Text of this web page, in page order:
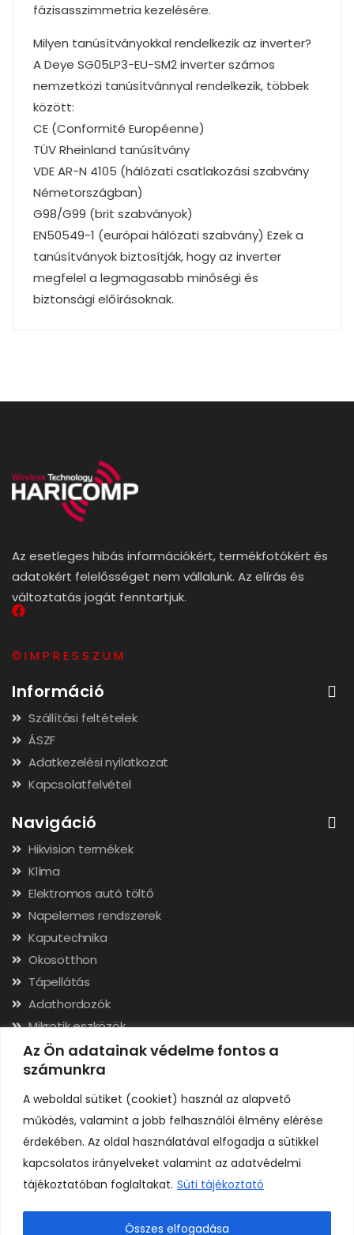
Az Ön adatainak védelme fontos a
számunkra
A weboldal sütiket (cookiet) használ az alapvető
működés, valamint a jobb felhasználói élmény elérése
érdekében. Az oldal használatával elfogadja a sütikkel
kapcsolatos irányelveket valamint az adatvédelmi
tájékoztatóban foglaltakat. Süti tájékoztató
Összes elfogadása
fázisasszimmetria kezelésére.
Milyen tanúsítványokkal rendelkezik az inverter?
A Deye SG05LP3-EU-SM2 inverter számos
nemzetközi tanúsítvánnyal rendelkezik, többek
között:
CE (Conformité Européenne)
TÜV Rheinland tanúsítvány
VDE AR-N 4105 (hálózati csatlakozási szabvány
Németországban)
G98/G99 (brit szabványok)
EN50549-1 (európai hálózati szabvány) Ezek a
tanúsítványok biztosítják, hogy az inverter
megfelel a legmagasabb minőségi és
biztonsági előírásoknak.
Az esetleges hibás információkért, termékfotókért és
adatokért felelősséget nem vállalunk. Az elírás és
változtatás jogát fenntartjuk.
© I M P R E S S Z U M
Információ
Szállítási feltételek
ÁSZF
Adatkezelési nyilatkozat
Kapcsolatfelvétel
Navigáció
Hikvision termékek
Klíma
Elektromos autó töltő
Napelemes rendszerek
Kaputechnika
Okosotthon
Tápellátás
Adathordozók
Mikrotik eszközök
Hálózati kábelek, csatlakozók
Szerszámok
Elérhetőségek
Adószám: 24323257-2-02
Cégjegyzékszám: 02-09-079991
Bankszámla: 11731001-23136207